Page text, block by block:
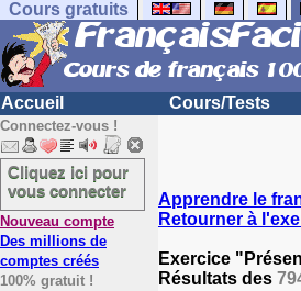
Cours gratuits
Accueil Cours/Tests
Connectez-vous !
Cliquez ici pour
vous connecter
Nouveau compte
Des millions de
comptes créés
100% gratuit !
Apprendre le
Retourner à
Exercice
Résultats des